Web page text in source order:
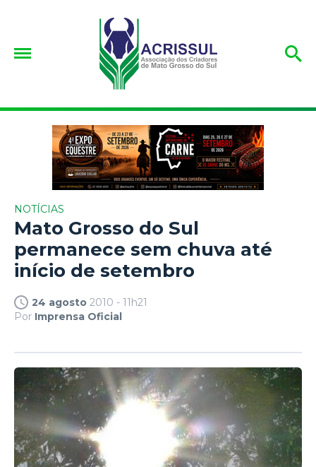
NOTÍCIAS
Mato Grosso do Sul
permanece sem chuva até
início de setembro
24 agosto 2010 - 11h21
Por Imprensa Oficial